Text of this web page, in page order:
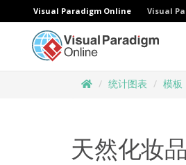
Visual Paradigm Online Visual
统计图表 模板
天然化妆